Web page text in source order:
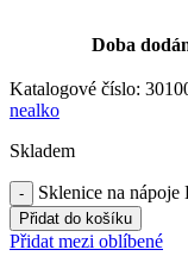
Doba
Katalogové číslo:
nealko
Skladem
Sklenice na
Přidat do košíku
Přidat mezi oblíbené